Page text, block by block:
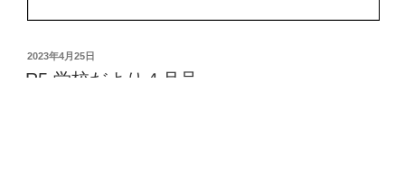
投
稿
2023年4月25日
R5 学校だより４月号